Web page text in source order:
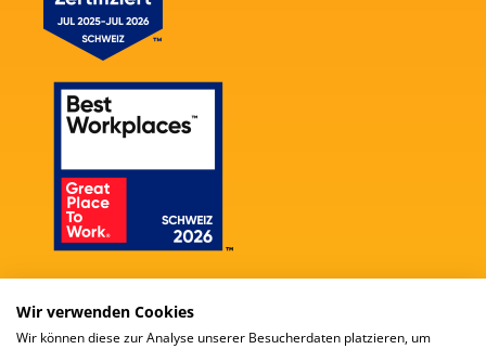
Wir verwenden Cookies
Wir können diese zur Analyse unserer Besucherdaten platzieren, um